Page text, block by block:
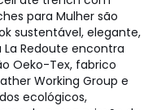
para Mulher são
sustentável, elegante,
Redoute encontra
Oeko-Tex, fabrico
Working Group e
ecológicos,